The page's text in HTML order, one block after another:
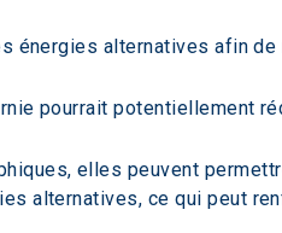
énergies alternatives afin
pourrait potentiellement
elles peuvent
alternatives, ce qui peut